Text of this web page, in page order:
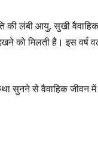
की लंबी आयु, सुखी
को मिलती है। इस वर्ष
सुनने से वैवाहिक